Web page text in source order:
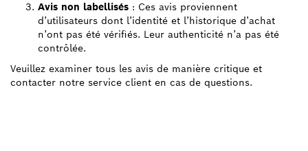
Avis non labellisés : Ces avis proviennent
d’utilisateurs dont l’identité et l’historique d’achat
n’ont pas été vérifiés. Leur authenticité n’a pas été
contrôlée.
Veuillez examiner tous les avis de manière critique et
contacter notre service client en cas de questions.